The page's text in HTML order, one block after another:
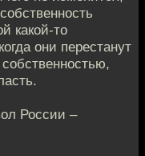
какой-то
они перестанут
России –